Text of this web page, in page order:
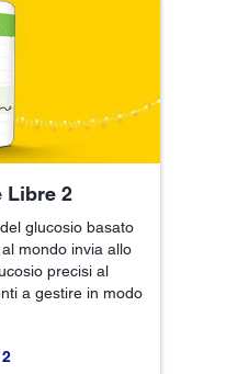
Libre 2
glucosio basato
al mondo invia allo
precisi al
a gestire in modo